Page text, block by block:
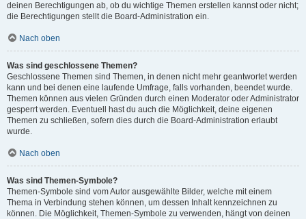
deinen Berechtigungen ab, ob du wichtige Themen erstellen kannst oder nicht;
die Berechtigungen stellt die Board-Administration ein.
Nach oben
Was sind geschlossene Themen?
Geschlossene Themen sind Themen, in denen nicht mehr geantwortet werden
kann und bei denen eine laufende Umfrage, falls vorhanden, beendet wurde.
Themen können aus vielen Gründen durch einen Moderator oder Administrator
gesperrt werden. Eventuell hast du auch die Möglichkeit, deine eigenen
Themen zu schließen, sofern dies durch die Board-Administration erlaubt
wurde.
Nach oben
Was sind Themen-Symbole?
Themen-Symbole sind vom Autor ausgewählte Bilder, welche mit einem
Thema in Verbindung stehen können, um dessen Inhalt kennzeichnen zu
können. Die Möglichkeit, Themen-Symbole zu verwenden, hängt von deinen